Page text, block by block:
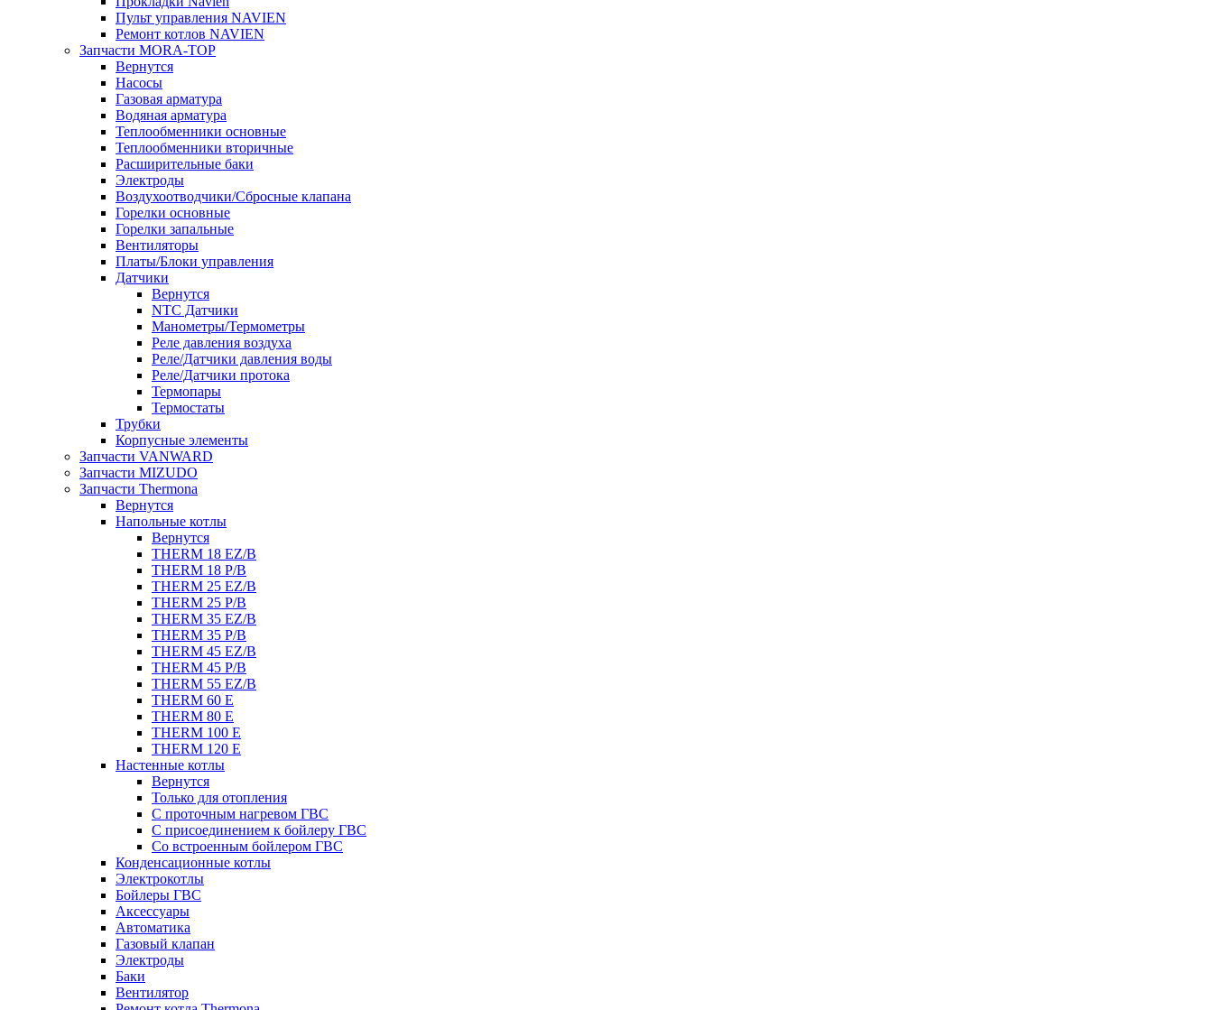
Пульт управления NAVIEN
Ремонт котлов NAVIEN
Запчасти MORA-TOP
Вернутся
Насосы
Газовая арматура
Водяная арматура
Теплообменники основные
Теплообменники вторичные
Расширительные баки
Электроды
Воздухоотводчики/Сбросные клапана
Горелки основные
Горелки запальные
Вентиляторы
Платы/Блоки управления
Датчики
Вернутся
NTC Датчики
Манометры/Термометры
Реле давления воздуха
Реле/Датчики давления воды
Реле/Датчики протока
Термопары
Термостаты
Трубки
Корпусные элементы
Запчасти VANWARD
Запчасти MIZUDO
Запчасти Thermona
Вернутся
Напольные котлы
Вернутся
THERM 18 EZ/B
THERM 18 P/B
THERM 25 EZ/B
THERM 25 P/B
THERM 35 EZ/B
THERM 35 P/B
THERM 45 EZ/B
THERM 45 P/B
THERM 55 EZ/B
THERM 60 E
THERM 80 E
THERM 100 E
THERM 120 E
Настенные котлы
Вернутся
Только для отопления
С проточным нагревом ГВС
С присоединением к бойлеру ГВС
Со встроенным бойлером ГВС
Конденсационные котлы
Электрокотлы
Бойлеры ГВС
Аксессуары
Автоматика
Газовый клапан
Электроды
Баки
Вентилятор